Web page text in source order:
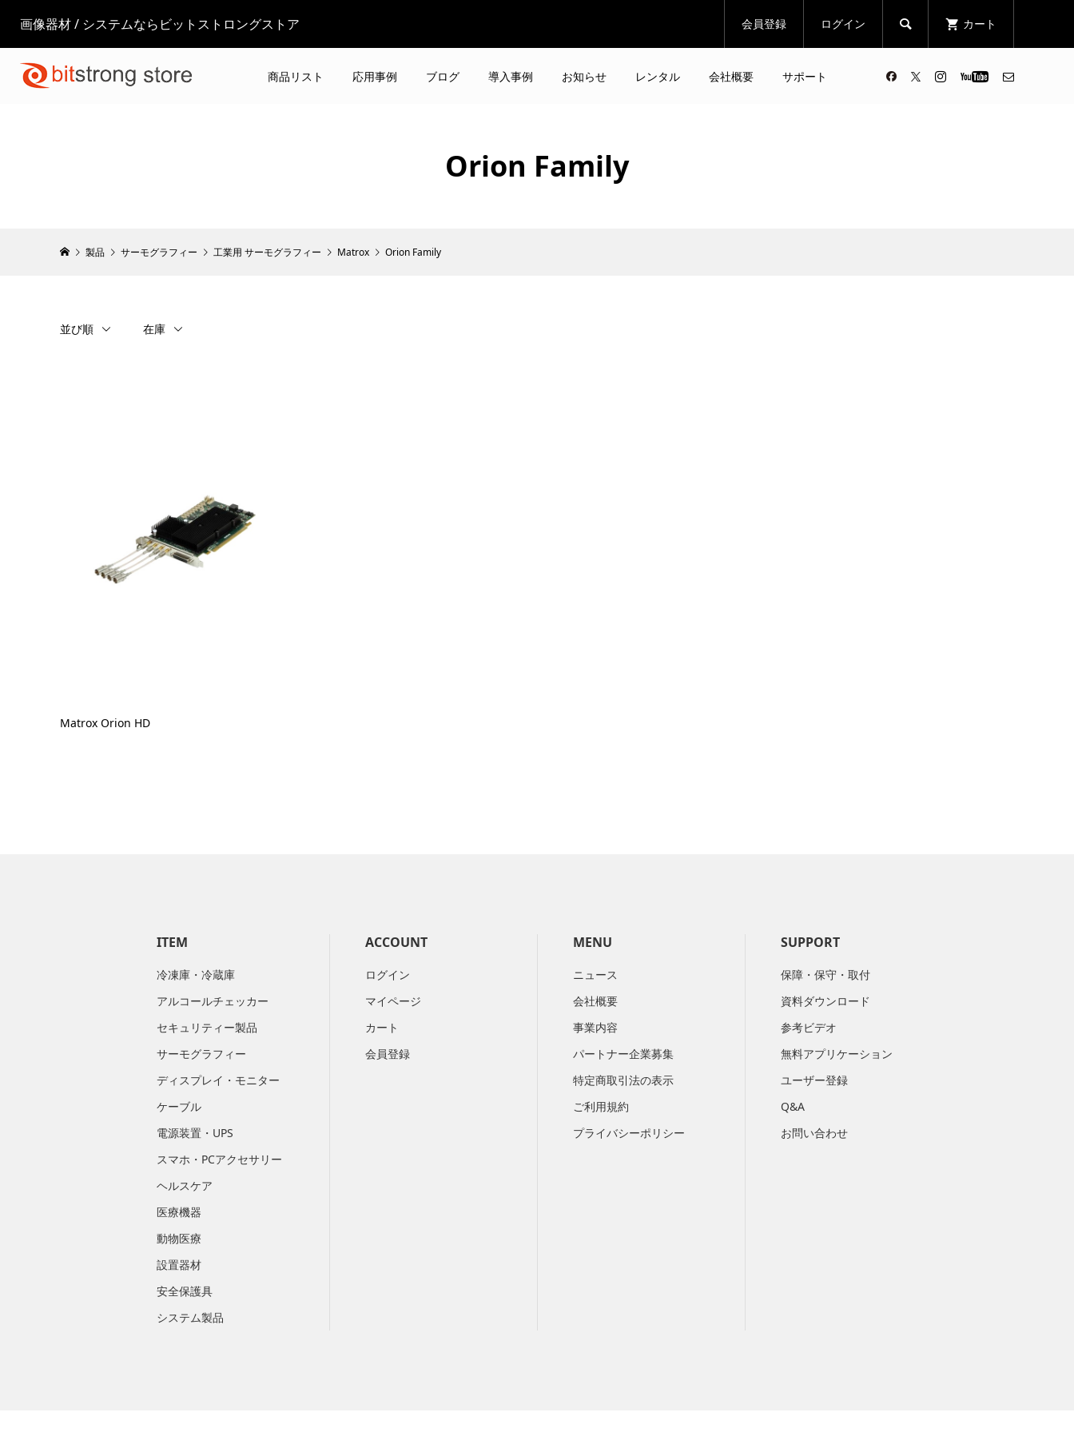
画像器材 / システムならビットストロングストア 会員登録 ログイン  カート
商品リスト 応用事例 ブログ 導入事例 お知らせ レンタル 会社概要 サポート
Orion Family
製品 サーモグラフィー 工業用 サーモグラフィー Matrox Orion Family
並び順 在庫
Matrox Orion HD
ITEM
冷凍庫・冷蔵庫
アルコールチェッカー
セキュリティー製品
サーモグラフィー
ディスプレイ・モニター
ケーブル
電源装置・UPS
スマホ・PCアクセサリー
ヘルスケア
医療機器
動物医療
設置器材
安全保護具
システム製品
ACCOUNT
ログイン
マイページ
カート
会員登録
MENU
ニュース
会社概要
​事業内容
パートナー企業募集
特定商取引法の表示
ご利用規約
プライバシーポリシー
SUPPORT
保障・保守・取付
資料ダウンロード
参考ビデオ
無料アプリケーション
ユーザー登録
Q&A
お問い合わせ